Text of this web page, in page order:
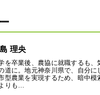
理央
を卒業後、農協に就職するも、
道に。地元神奈川県で、自分に
型農業を実現するため、暗中模
りも…